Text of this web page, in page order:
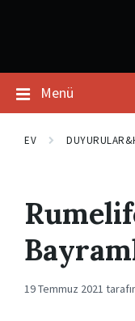
Menü
EV
19 Temmuz 2021